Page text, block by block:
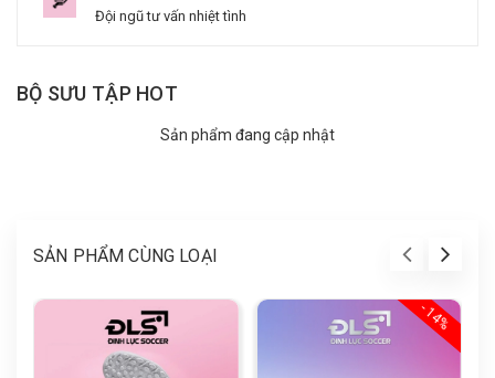
Đội ngũ tư vấn nhiệt tình
BỘ SƯU TẬP HOT
Sản phẩm đang cập nhật
SẢN PHẨM CÙNG LOẠI
- 14%